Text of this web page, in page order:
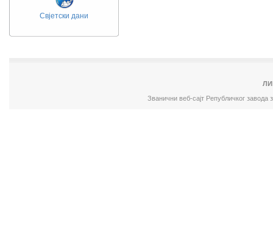
Свјетски дани
Званични веб-сајт Републичког